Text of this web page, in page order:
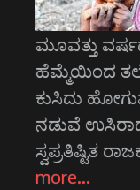
ಮೂವತ್ತು
ಹೆಮ್ಮೆಯಿಂದ ತಲೆ
ಕುಸಿದು
ನಡುವೆ
ಸ್ವಪ್ರತಿಷ್ಟಿತ
more…